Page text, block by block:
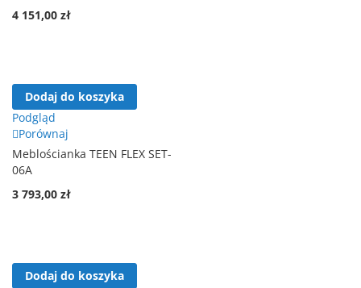
4 151,00 zł
Dodaj do koszyka
Podgląd
Porównaj
Meblościanka TEEN FLEX SET-
06A
3 793,00 zł
Dodaj do koszyka